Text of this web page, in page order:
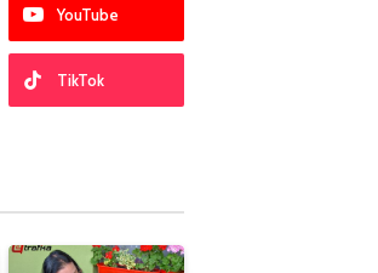
YouTube
TikTok